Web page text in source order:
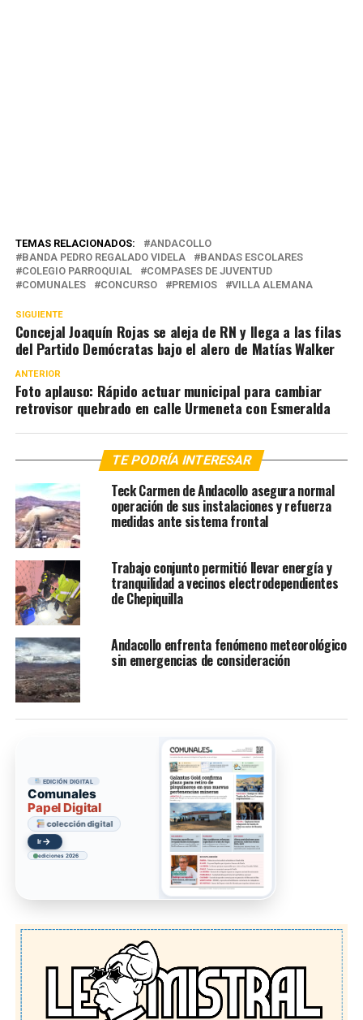
TEMAS RELACIONADOS:
ANDACOLLO
BANDA PEDRO REGALADO VIDELA
BANDAS ESCOLARES
COLEGIO PARROQUIAL
COMPASES DE JUVENTUD
COMUNALES
CONCURSO PREMIOS VILLA ALEMANA
SIGUIENTE
Concejal Joaquín Rojas se aleja de RN y llega a las filas
del Partido Demócratas bajo el alero de Matías Walker
ANTERIOR
Foto aplauso: Rápido actuar municipal para cambiar
retrovisor quebrado en calle Urmeneta con Esmeralda
TE PODRÍA INTERESAR
Teck Carmen de Andacollo asegura normal
operación de sus instalaciones y refuerza
medidas ante sistema frontal
Trabajo conjunto permitió llevar energía y
tranquilidad a vecinos electrodependientes
de Chepiquilla
Andacollo enfrenta fenómeno meteorológico
sin emergencias de consideración
EDICIÓN DIGITAL
Comunales
Papel Digital
colección digital
Ir →
ediciones 2026